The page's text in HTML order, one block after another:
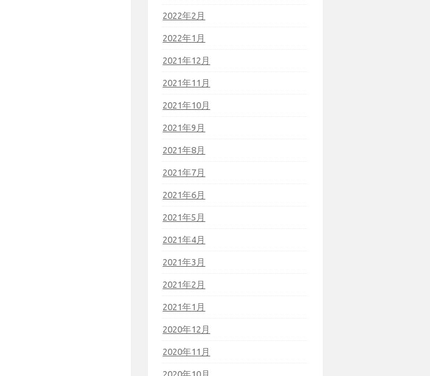
2022年2月
2022年1月
2021年12月
2021年11月
2021年10月
2021年9月
2021年8月
2021年7月
2021年6月
2021年5月
2021年4月
2021年3月
2021年2月
2021年1月
2020年12月
2020年11月
2020年10月